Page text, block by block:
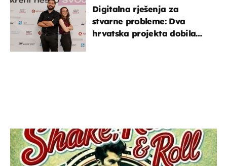
Digitalna rješenja za
stvarne probleme: Dva
hrvatska projekta dobila